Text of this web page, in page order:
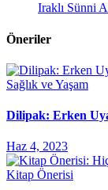
Iraklı Sünni
Öneriler
Sağlık ve Yaşam
Dilipak: Erken
Haz 4, 2023
Kitap Önerisi